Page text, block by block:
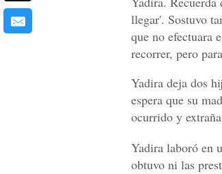
llegar'. Sostuvo
que no efectuara
recorrer, pero
Yadira deja dos
espera que su
ocurrido y
Yadira laboró en
obtuvo ni las